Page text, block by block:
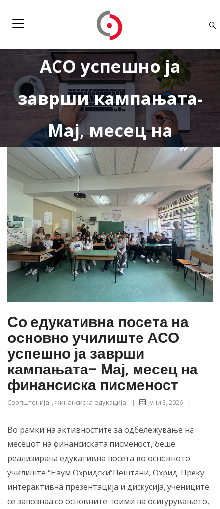
на основно училиште
АСО успешно ја
заврши кампањата-
Мај, месец на
финансиска
писменост
Со едукативна посета на
основно училиште АСО
успешно ја заврши
кампањата- Мај, месец на
финансиска писменост
Соопштенија Финансиска едукација | јуни 3, 2026 |
Во рамки на активностите за одбележување на
месецот на финансиската писменост, беше
реализирана едукативна посета во основното
училиште “Наум Охридски”Пештани, Охрид. Преку
интерактивна презентација и дискусија, учениците
се запознаа со основните поими на осигурувањето,